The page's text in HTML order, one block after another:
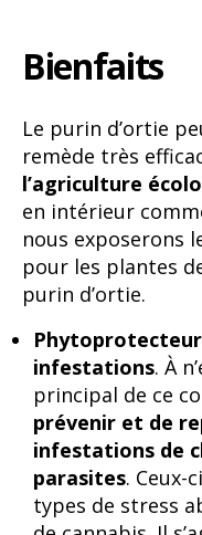
Bienfaits
Le purin d’ortie
remède très
l’agriculture
en intérieur
nous exposerons
pour les plantes
purin d’ortie.
infestations. À
principal de ce
prévenir et de
infestations de
parasites. Ceux-
types de stress